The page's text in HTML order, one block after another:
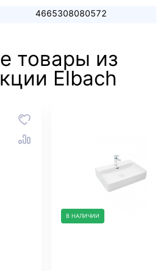
4665308080572
товары из
Elbach
В НАЛИЧИИ